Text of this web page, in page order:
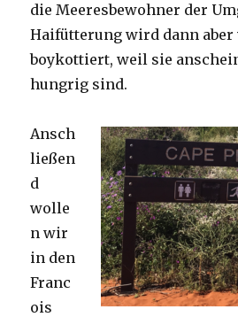
die Meeresbewohner der
Haifütterung wird dann aber
boykottiert, weil sie
hungrig sind.
Ansch
ließen
d
wolle
n wir
in den
Franc
ois